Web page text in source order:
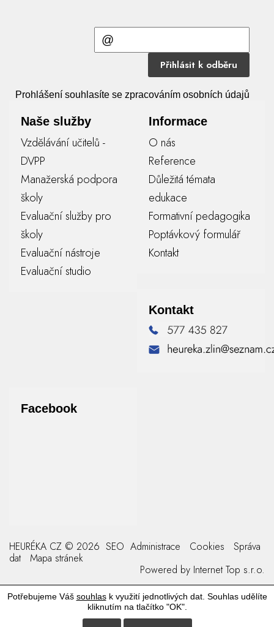
Přihlásit k odběru
Prohlášení souhlasíte se zpracováním osobních údajů
Naše služby
Vzdělávání učitelů -
DVPP
Manažerská podpora
školy
Evaluační služby pro
školy
Evaluační nástroje
Evaluační studio
Informace
O nás
Reference
Důležitá témata
edukace
Formativní pedagogika
Poptávkový formulář
Kontakt
Kontakt
Facebook
HEURÉKA CZ © 2026 SEO Administrace Cookies
Správa
dat
Mapa stránek
Powered by Internet Top s.r.o.
Potřebujeme Váš souhlask využití jednotlivých dat. Souhlas udělíte
kliknutím na tlačítko "OK".